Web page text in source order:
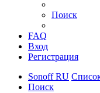
Поиск
FAQ
Вход
Регистрация
Sonoff RU
Поиск